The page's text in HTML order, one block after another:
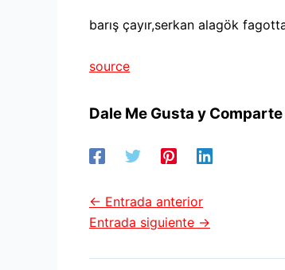
barış çayır,serkan alagök
source
Dale Me Gusta y
← Entrada anterior
Entrada siguiente →